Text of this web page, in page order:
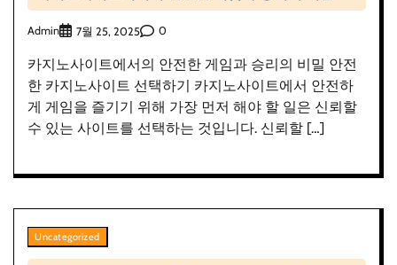
Admin 7월 25, 2025 0
카지노사이트에서의 안전한 게임과 승리의 비밀 안전
한 카지노사이트 선택하기 카지노사이트에서 안전하
게 게임을 즐기기 위해 가장 먼저 해야 할 일은 신뢰할
수 있는 사이트를 선택하는 것입니다. 신뢰할 […]
Uncategorized